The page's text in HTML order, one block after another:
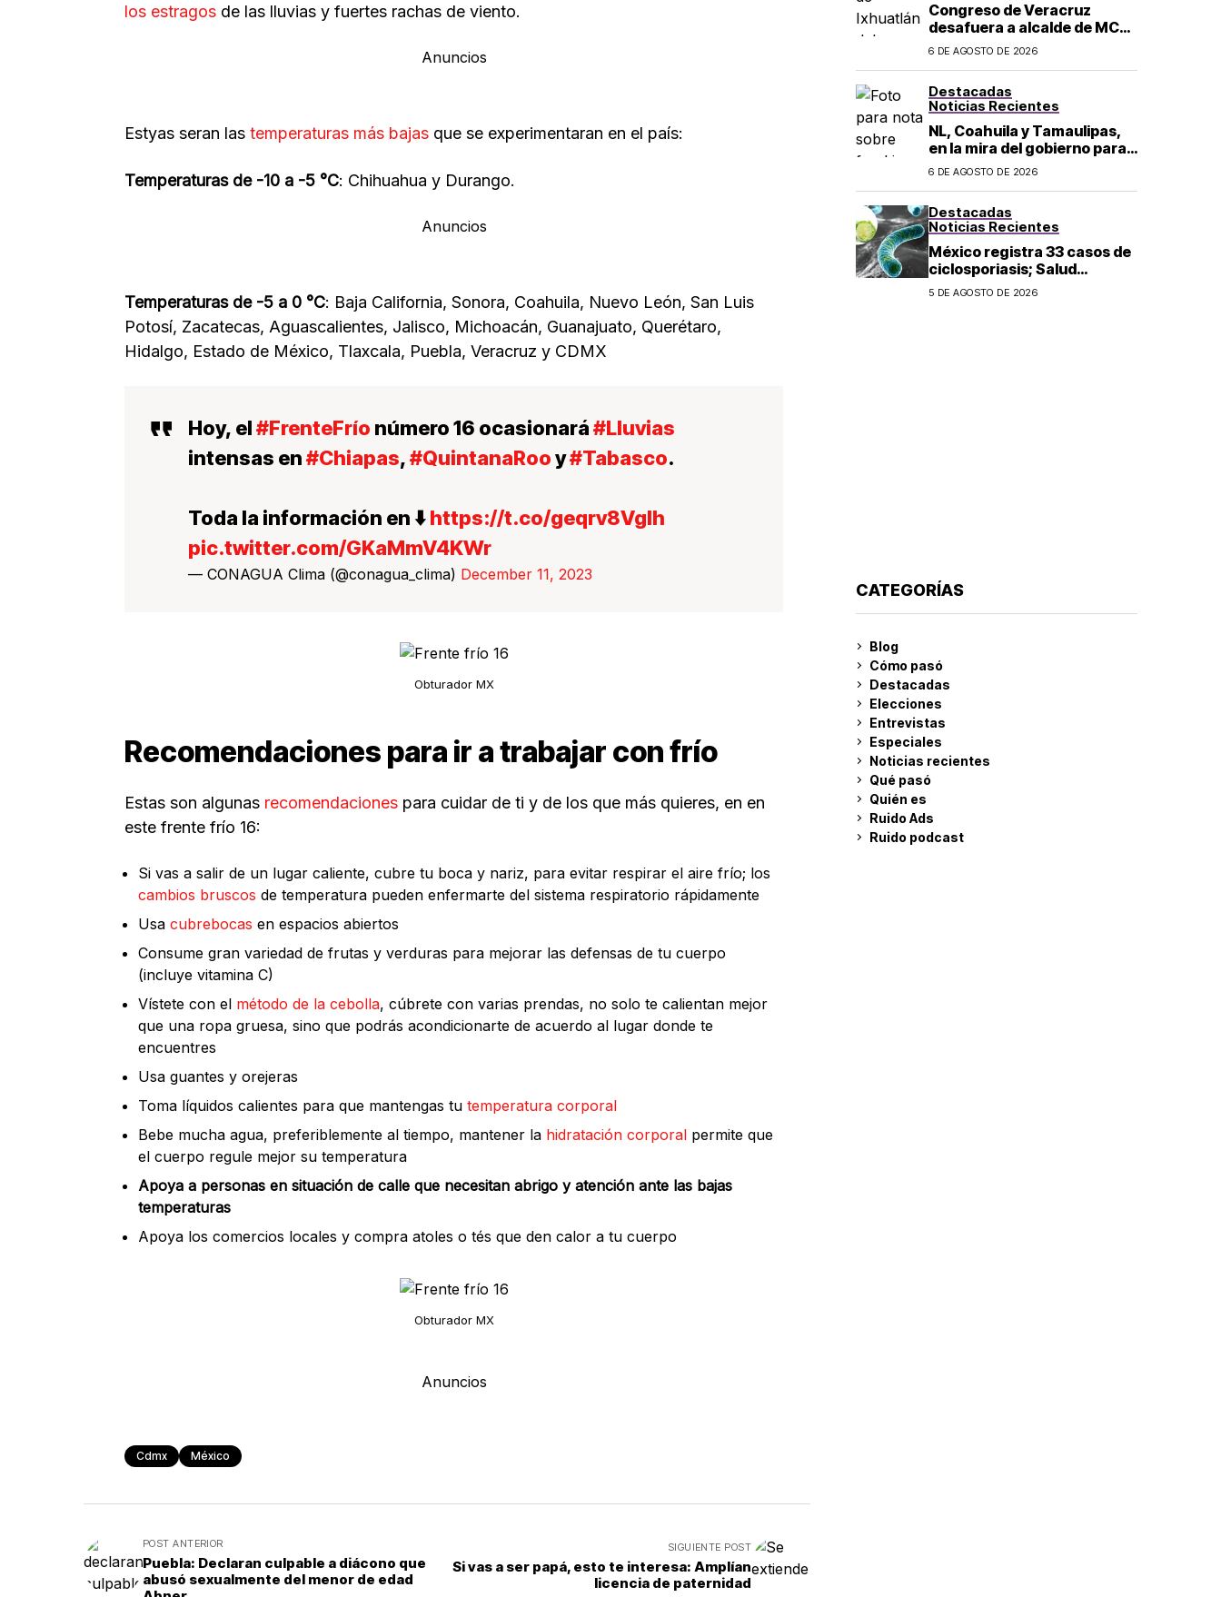
los estragos de las lluvias y fuertes rachas de viento.
Anuncios
Estyas seran las temperaturas más bajas que se experimentaran en el país:
Temperaturas de -10 a -5 °C: Chihuahua y Durango.
Anuncios
Temperaturas de -5 a 0 °C: Baja California, Sonora, Coahuila, Nuevo León, San Luis
Potosí, Zacatecas, Aguascalientes, Jalisco, Michoacán, Guanajuato, Querétaro,
Hidalgo, Estado de México, Tlaxcala, Puebla, Veracruz y CDMX
Hoy, el#FrenteFrío número 16 ocasionará#Lluvias
intensas en#Chiapas,#QuintanaRooy#Tabasco.
Toda la información en ⬇️https://t.co/geqrv8Vglh
pic.twitter.com/GKaMmV4KWr
— CONAGUA Clima (@conagua_clima) December 11, 2023
Obturador MX
Recomendaciones para ir a trabajar con frío
Estas son algunas recomendaciones para cuidar de ti y de los que más quieres, en en
este frente frío 16:
Si vas a salir de un lugar caliente, cubre tu boca y nariz, para evitar respirar el aire frío; los
cambios bruscos de temperatura pueden enfermarte del sistema respiratorio rápidamente
Usa cubrebocas en espacios abiertos
Consume gran variedad de frutas y verduras para mejorar las defensas de tu cuerpo
(incluye vitamina C)
Vístete con el método de la cebolla, cúbrete con varias prendas, no solo te calientan mejor
que una ropa gruesa, sino que podrás acondicionarte de acuerdo al lugar donde te
encuentres
Usa guantes y orejeras
Toma líquidos calientes para que mantengas tu temperatura corporal
Bebe mucha agua, preferiblemente al tiempo, mantener la hidratación corporal permite que
el cuerpo regule mejor su temperatura
Apoya a personas en situación de calle que necesitan abrigo y atención ante las bajas
temperaturas
Apoya los comercios locales y compra atoles o tés que den calor a tu cuerpo
Obturador MX
Anuncios
Cdmx México
POST ANTERIOR
Puebla: Declaran culpable a diácono que
abusó sexualmente del menor de edad
SIGUIENTE POST
Si vas a ser papá, esto te interesa: Amplían
licencia de paternidad
Congreso de Veracruz
desafuera a alcalde de MC
investigado por el asesinato
6 DE AGOSTO DE 2026
Destacadas
Noticias Recientes
NL, Coahuila y Tamaulipas,
en la mira del gobierno para
fracking
6 DE AGOSTO DE 2026
Destacadas
Noticias Recientes
México registra 33 casos de
ciclosporiasis; Salud
mantiene vigilancia
5 DE AGOSTO DE 2026
CATEGORÍAS
Blog
Cómo pasó
Destacadas
Elecciones
Entrevistas
Especiales
Noticias recientes
Qué pasó
Quién es
Ruido Ads
Ruido podcast